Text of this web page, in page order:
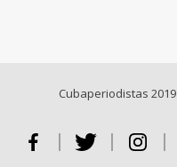
Cubaperiodistas 2019